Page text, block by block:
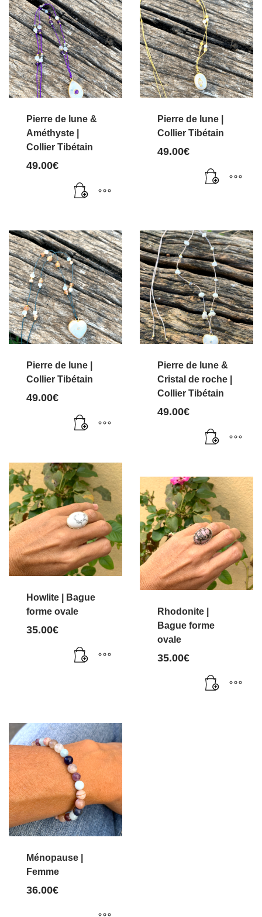
Pierre de lune &
Améthyste |
Collier Tibétain
49.00€
Pierre de lune |
Collier Tibétain
49.00€
Pierre de lune |
Collier Tibétain
49.00€
Pierre de lune &
Cristal de roche |
Collier Tibétain
49.00€
Howlite | Bague
forme ovale
35.00€
Rhodonite |
Bague forme
ovale
35.00€
Ménopause |
Femme
36.00€